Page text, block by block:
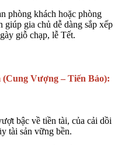
phòng khách hoặc phòng
gia chủ dễ dàng sắp xếp
giỗ chạp, lễ Tết.
(Cung Vượng – Tiến Bảo):
bậc về tiền tài, của cải dồi
tài sản vững bền.